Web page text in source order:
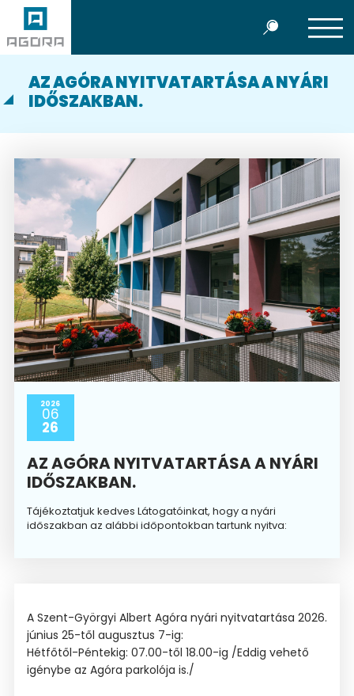
AZ AGÓRA NYITVATARTÁSA A NYÁRI
IDŐSZAKBAN.
2026
06
26
AZ AGÓRA NYITVATARTÁSA A NYÁRI
IDŐSZAKBAN.
Tájékoztatjuk kedves Látogatóinkat, hogy a nyári
időszakban az alábbi időpontokban tartunk nyitva:
A Szent-Györgyi Albert Agóra nyári nyitvatartása 2026.
június 25-től augusztus 7-ig:
Hétfőtől-Péntekig: 07.00-től 18.00-ig /Eddig vehető
igénybe az Agóra parkolója is./